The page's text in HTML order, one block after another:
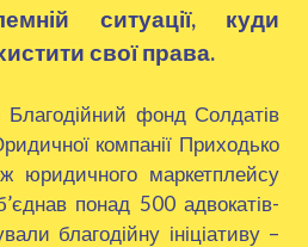
ситуації, куди
свої права.
фонд Солдатів
компанії Приходько
юридичного маркетплейсу
понад 500 адвокатів-
благодійну ініціативу –